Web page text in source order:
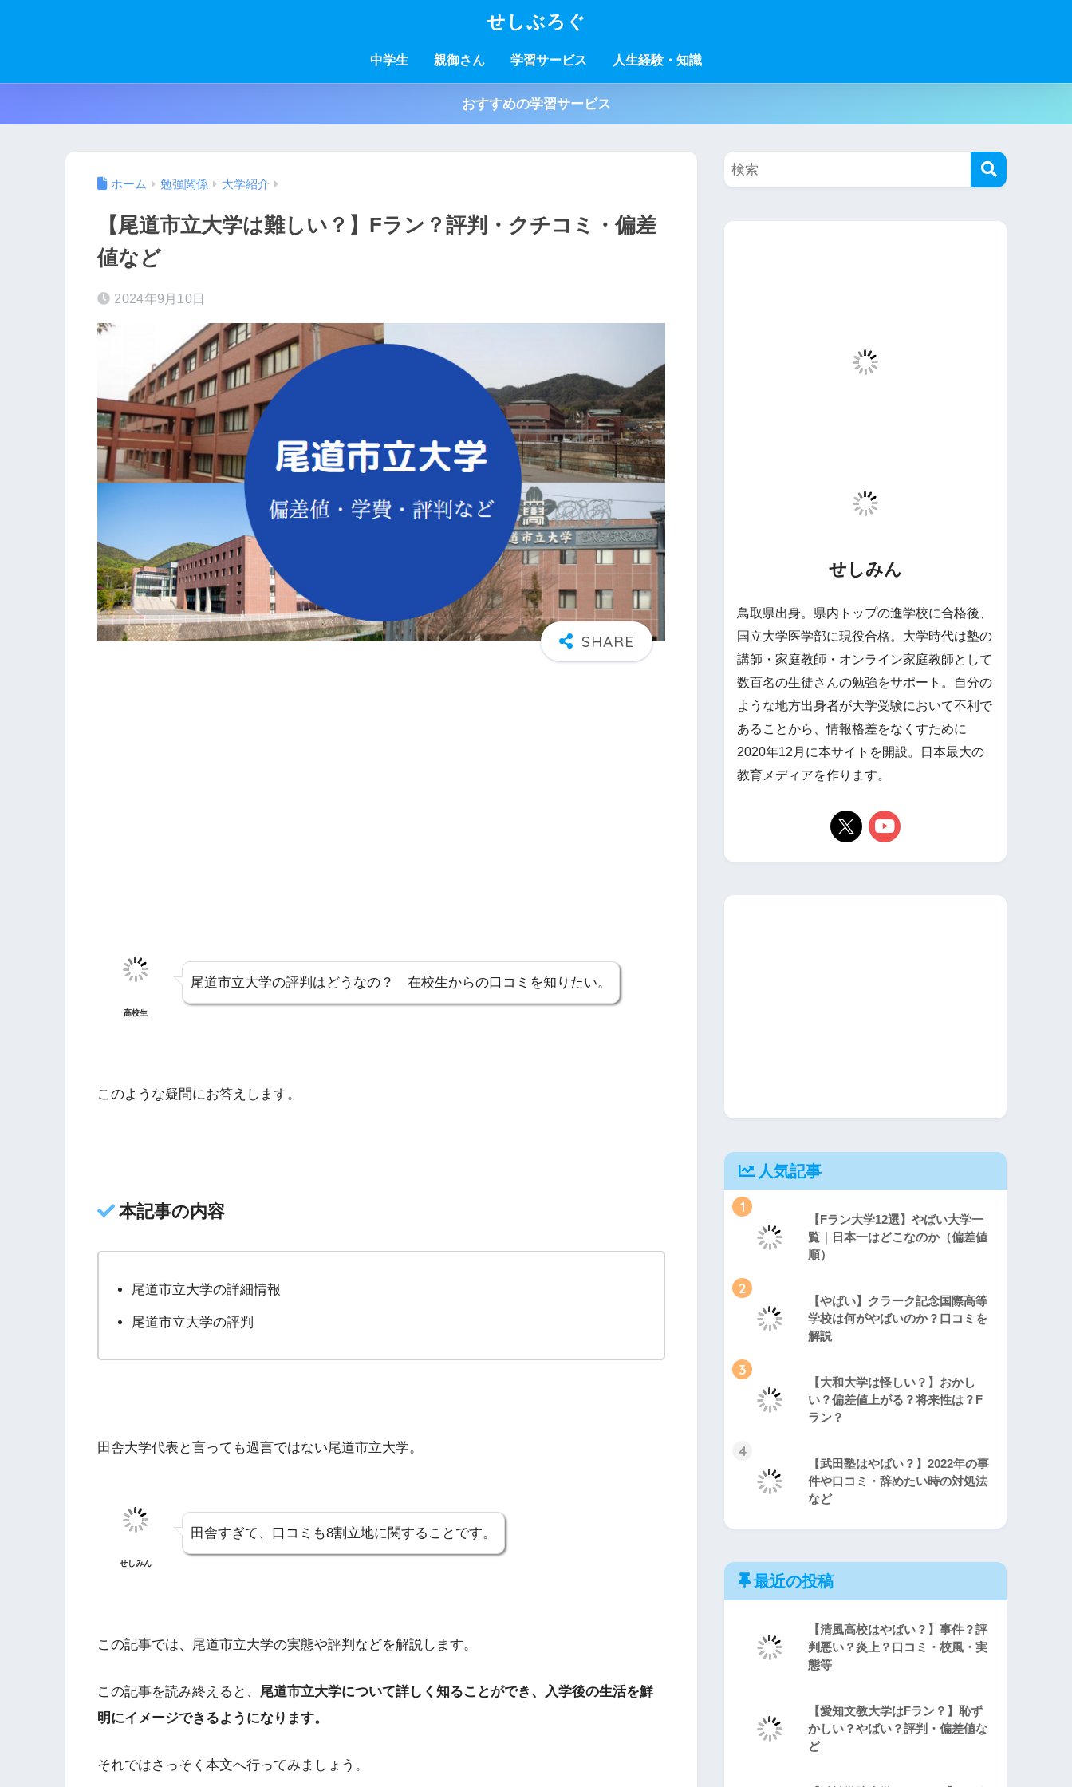
せしぶろぐ
中学生 親御さん 学習サービス 人生経験・知識
おすすめの学習サービス
ホーム 勉強関係 大学紹介
【尾道市立大学は難しい？】Fラン？評判・クチコミ・偏差
値など
2024年9月10日
高校生
尾道市立大学の評判はどうなの？ 在校生からの口コミを知りたい。
このような疑問にお答えします。
本記事の内容
尾道市立大学の詳細情報
尾道市立大学の評判
田舎大学代表と言っても過言ではない尾道市立大学。
せしみん
田舎すぎて、口コミも8割立地に関することです。
この記事では、尾道市立大学の実態や評判などを解説します。
この記事を読み終えると、 尾道市立大学について詳しく知ることができ、入学後の生活を鮮
明にイメージできるようになります。
それではさっそく本文へ行ってみましょう。
せしみん
鳥取県出身。県内トップの進学校に合格後、
国立大学医学部に現役合格。大学時代は塾の
講師・家庭教師・オンライン家庭教師として
数百名の生徒さんの勉強をサポート。自分の
ような地方出身者が大学受験において不利で
あることから、情報格差をなくすために
2020年12月に本サイトを開設。日本最大の
教育メディアを作ります。
人気記事
1
【Fラン大学12選】やばい大学一
覧｜日本一はどこなのか（偏差値
順）
2
【やばい】クラーク記念国際高等
学校は何がやばいのか？口コミを
解説
3
【大和大学は怪しい？】おかし
い？偏差値上がる？将来性は？F
ラン？
4
【武田塾はやばい？】2022年の事
件や口コミ・辞めたい時の対処法
など
最近の投稿
【清風高校はやばい？】事件？評
判悪い？炎上？口コミ・校風・実
態等
【愛知文教大学はFラン？】恥ず
かしい？やばい？評判・偏差値な
ど